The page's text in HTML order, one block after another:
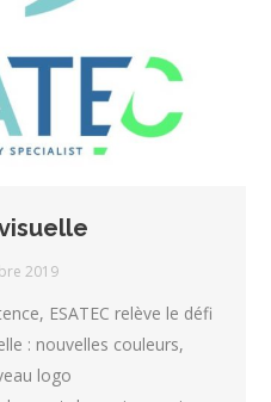
2019
ESATEC relève le défi
: nouvelles couleurs,
logo